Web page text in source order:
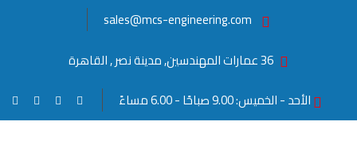
sales@mcs-engineering.com
36 عمارات المهندسين, مدينة نصر , القاهرة
الأحد - الخميس: 9.00 صباحًا - 6.00 مساءً